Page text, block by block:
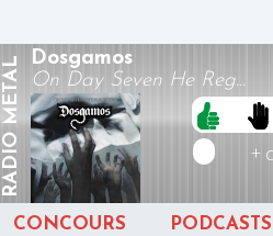
RADIO
METAL Dosgamos
On Day Seven He Reg...
+
CONCOURS PODCASTS